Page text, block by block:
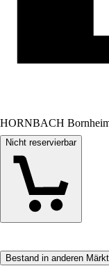
HORNBACH
Nicht reservierbar
Bestand in anderen